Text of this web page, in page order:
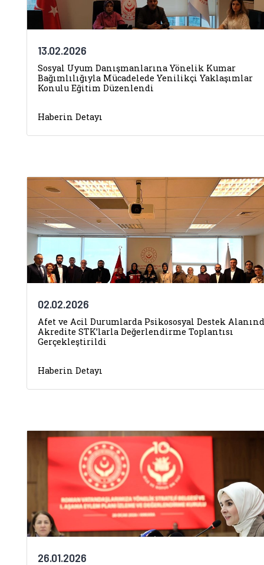
13.02.2026
Sosyal Uyum Danışmanlarına Yönelik Kumar
Bağımlılığıyla Mücadelede Yenilikçi Yaklaşımlar
Konulu Eğitim Düzenlendi
Haberin Detayı
02.02.2026
Afet ve Acil Durumlarda Psikososyal Destek
Akredite STK’larla Değerlendirme Toplantısı
Gerçekleştirildi
Haberin Detayı
26.01.2026